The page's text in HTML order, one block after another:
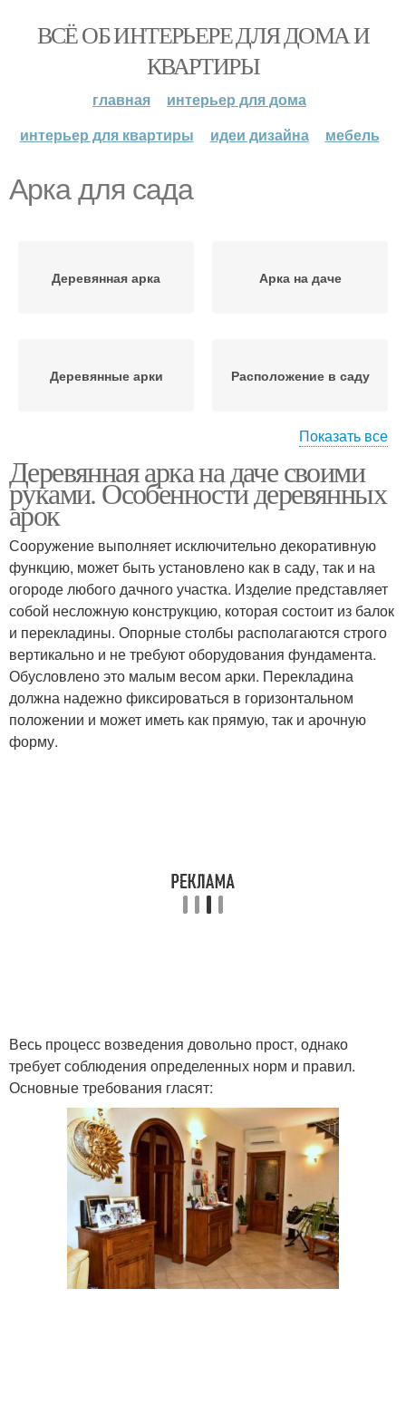
ВСЁ ОБ ИНТЕРЬЕРЕ ДЛЯ ДОМА И
КВАРТИРЫ
главная
интерьер для дома
интерьер для квартиры
идеи дизайна мебель
Арка для сада
Деревянная арка Арка на даче
Деревянные арки Расположение в саду
Арка из дерева Садовая арка
Арка из пластиковых
труб
Трубы в саду
Арки в дизайне Садовые арки
Показать все
Деревянная арка на даче своими
руками. Особенности деревянных
арок
Сооружение выполняет исключительно декоративную
функцию, может быть установлено как в саду, так и на
огороде любого дачного участка. Изделие представляет
собой несложную конструкцию, которая состоит из балок
и перекладины. Опорные столбы располагаются строго
вертикально и не требуют оборудования фундамента.
Обусловлено это малым весом арки. Перекладина
должна надежно фиксироваться в горизонтальном
положении и может иметь как прямую, так и арочную
форму.
Весь процесс возведения довольно прост, однако
требует соблюдения определенных норм и правил.
Основные требования гласят: